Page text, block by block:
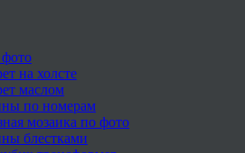
на холсте
маслом
по номерам
мозаика по фото
блестками